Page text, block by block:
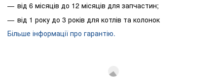
від 6 місяців до 12 місяців для запчастин;
від 1 року до 3 років для котлів та колонок
Більше інформації про гарантію.